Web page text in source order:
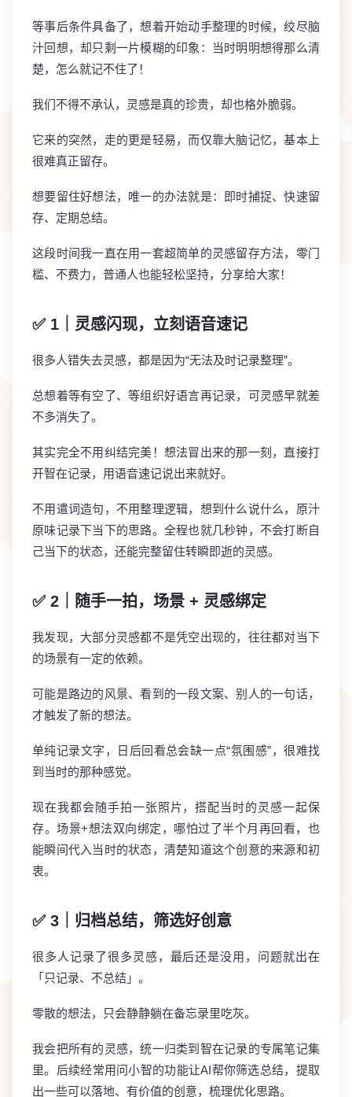
等事后条件具备了，想着开始动手整理的时候，绞尽脑
汁回想，却只剩一片模糊的印象：当时明明想得那么清
楚，怎么就记不住了！
我们不得不承认，灵感是真的珍贵，却也格外脆弱。
它来的突然，走的更是轻易，而仅靠大脑记忆，基本上
很难真正留存。
想要留住好想法，唯一的办法就是：即时捕捉、快速留
存、定期总结。
这段时间我一直在用一套超简单的灵感留存方法，零门
槛、不费力，普通人也能轻松坚持，分享给大家！
✅ 1｜灵感闪现，立刻语音速记
很多人错失去灵感，都是因为“无法及时记录整理”。
总想着等有空了、等组织好语言再记录，可灵感早就差
不多消失了。
其实完全不用纠结完美！想法冒出来的那一刻，直接打
开智在记录，用语音速记说出来就好。
不用遣词造句，不用整理逻辑，想到什么说什么，原汁
原味记录下当下的思路。全程也就几秒钟，不会打断自
己当下的状态，还能完整留住转瞬即逝的灵感。
✅ 2｜随手一拍，场景 + 灵感绑定
我发现，大部分灵感都不是凭空出现的，往往都对当下
的场景有一定的依赖。
可能是路边的风景、看到的一段文案、别人的一句话，
才触发了新的想法。
单纯记录文字，日后回看总会缺一点“氛围感”，很难找
到当时的那种感觉。
现在我都会随手拍一张照片，搭配当时的灵感一起保
存。场景+想法双向绑定，哪怕过了半个月再回看，也
能瞬间代入当时的状态，清楚知道这个创意的来源和初
衷。
✅ 3｜归档总结，筛选好创意
很多人记录了很多灵感，最后还是没用，问题就出在
「只记录、不总结」。
零散的想法，只会静静躺在备忘录里吃灰。
我会把所有的灵感，统一归类到智在记录的专属笔记集
里。后续经常用问小智的功能让AI帮你筛选总结，提取
出一些可以落地、有价值的创意，梳理优化思路。